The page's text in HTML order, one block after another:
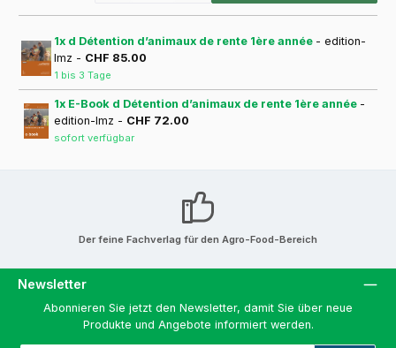
1x d Détention d’animaux de rente 1ère année - edition-
lmz - CHF 85.00
1 bis 3 Tage
1x E-Book d Détention d’animaux de rente 1ère année -
edition-lmz - CHF 72.00
sofort verfügbar
Der feine Fachverlag für den Agro-Food-Bereich
Newsletter
Abonnieren Sie jetzt den Newsletter, damit Sie über neue
Produkte und Angebote informiert werden.